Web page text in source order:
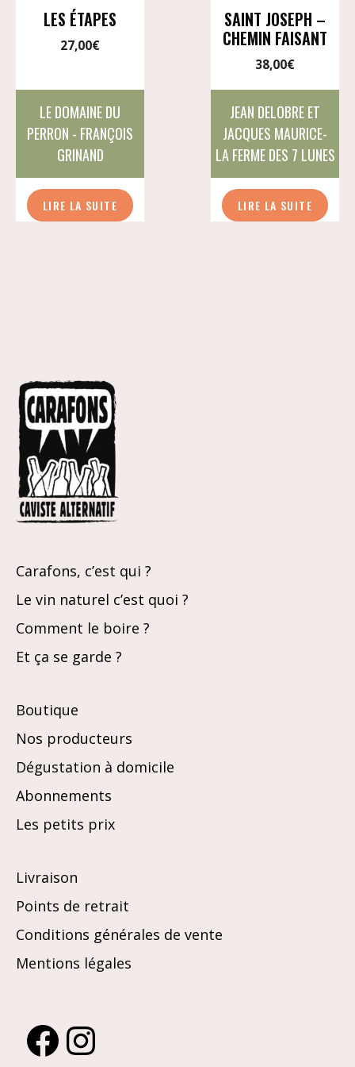
LES ÉTAPES
27,00€
LE DOMAINE DU
PERRON - FRANÇOIS
GRINAND
LIRE LA SUITE
SAINT JOSEPH –
CHEMIN FAISANT
38,00€
JEAN DELOBRE ET
JACQUES MAURICE-
LA FERME DES 7 LUNES
LIRE LA SUITE
Carafons, c’est qui ?
Le vin naturel c’est quoi ?
Comment le boire ?
Et ça se garde ?
Boutique
Nos producteurs
Dégustation à domicile
Abonnements
Les petits prix
Livraison
Points de retrait
Conditions générales de vente
Mentions légales
FacebookInstagram